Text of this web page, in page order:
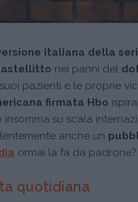
italiana della
nei panni del
pazienti e le proprie
firmata Hbo
insomma su scala
anche un
ormai la fa da padrone?
quotidiana